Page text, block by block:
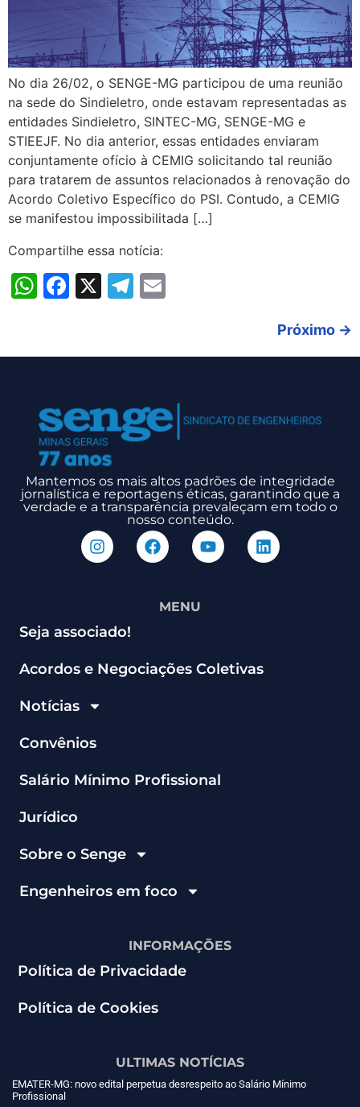
No dia 26/02, o SENGE-MG participou de uma reunião
na sede do Sindieletro, onde estavam representadas as
entidades Sindieletro, SINTEC-MG, SENGE-MG e
STIEEJF. No dia anterior, essas entidades enviaram
conjuntamente ofício à CEMIG solicitando tal reunião
para tratarem de assuntos relacionados à renovação do
Acordo Coletivo Específico do PSI. Contudo, a CEMIG
se manifestou impossibilitada […]
Compartilhe essa notícia:
WhatsApp
Facebook
X Telegram
Próximo →
Mantemos os mais altos padrões de integridade
jornalística e reportagens éticas, garantindo que a
verdade e a transparência prevaleçam em todo o
nosso conteúdo.
MENU
Seja associado!
Acordos e Negociações Coletivas
Notícias
Convênios
Salário Mínimo Profissional
Jurídico
Sobre o Senge
Engenheiros em foco
INFORMAÇÕES
Política de Privacidade
Política de Cookies
ULTIMAS NOTÍCIAS
EMATER-MG: novo edital perpetua desrespeito ao Salário Mínimo
Profissional